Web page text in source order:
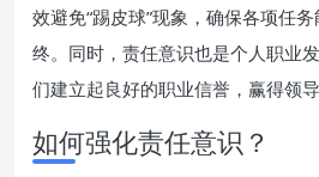
效避免“踢皮球”现象，确保各项任
终。同时，责任意识也是个人职业
们建立起良好的职业信誉，赢得领
如何强化责任意识？